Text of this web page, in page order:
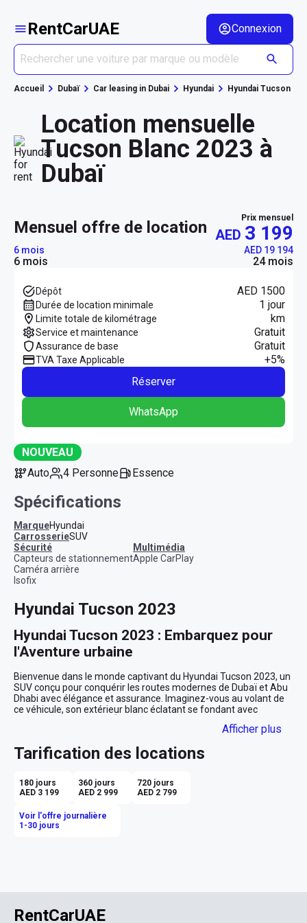
RentCarUAE Connexion
Accueil Dubaï Car leasing in Dubai Hyundai Hyundai Tucson
Location mensuelle
Tucson Blanc 2023 à
Dubaï
mensuel offre de location Prix mensuel
AED 3 199
6 mois AED 19 194
6 mois 24 mois
Dépôt AED 1500
Durée de location minimale 1 jour
Limite totale de kilométrage km
Service et maintenance Gratuit
Assurance de base Gratuit
TVA Taxe Applicable
+5%
Réserver
WhatsApp
NOUVEAU
Auto
4 Personne Essence
Spécifications
MarqueHyundai
CarrosserieSUV
sécurité
Capteurs de stationnement
Caméra arrière
Isofix
multimédia
Apple CarPlay
Hyundai Tucson 2023
Hyundai Tucson 2023 : Embarquez pour
l'Aventure urbaine
Bienvenue dans le monde captivant du Hyundai Tucson 2023, un
SUV conçu pour conquérir les routes modernes de Dubaï et Abu
Dhabi avec élégance et assurance. Imaginez-vous au volant de
ce véhicule, son extérieur blanc éclatant se fondant avec
recherche d'une escapade urbaine ou un visiteur désireux de
compagnon idéal.
Confort et Technologie à Bord
accueille, raffinant chaque trajet avec une touche de luxe discret.
Les sièges ergonomiques vous enveloppent de confort, vous
Connectez simplement votre iPhone et laissez votre playlist
Afficher plus
Tarification des locations
180 jours
AED 3 199
360 jours
AED 2 999
720 jours
AED 2 799
Voir l'offre journalière
1-30 jours
RentCarUAE